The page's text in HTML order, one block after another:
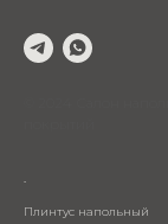
.
Плинтус напольный